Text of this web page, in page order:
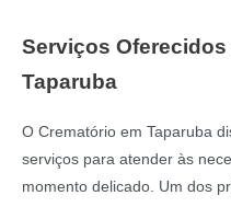
Serviços
Taparuba
O Crematório em Taparuba
serviços para atender às
momento delicado. Um dos